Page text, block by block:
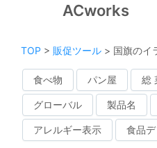
ACworks
TOP > 販促ツール > 国旗のイ
食べ物 パン屋 総
グローバル 製品名
アレルギー表示 食品